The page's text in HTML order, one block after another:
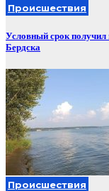
Происшествия
Условный срок получил
Бердска
Происшествия